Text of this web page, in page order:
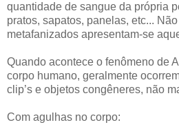
quantidade de sangue da própria
pratos, sapatos, panelas, etc...
metafanizados apresentam-se
Quando acontece o fenômeno de
corpo humano, geralmente
clip’s e objetos congêneres, não
Com agulhas no corpo: